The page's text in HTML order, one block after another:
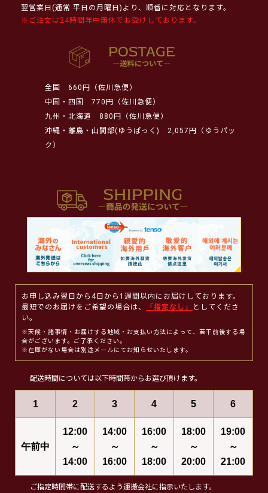
翌営業日(通常 平日の月曜日)より、順番に対応となります。
※ご注文は24時間年中無休でお受けしております。
全国
660円（佐川急便）
中国・四国
770円（佐川急便）
九州・北海道
880円（佐川急便）
沖縄・離島・山間部(ゆうぱっく)
2,057円（ゆうパッ
ク）
お申し込み翌日から4日から1週間以内にお届けしております。
最短でのお届けをご希望の場合は、
「指定なし」
としてくださ
い。
※天候・諸事情・お届けする地域・お支払い方法によって、若干前後する場
合がございます。ご了承ください。
※在庫がない場合は別途メールにてお知らせいたします。
配送時間については以下時間帯からお選び頂けます。
1 2 3 4 5 6
午前中
12:00
～
14:00
14:00
～
16:00
16:00
～
18:00
18:00
～
20:00
19:00
～
21:00
ご指定時間帯に配送するよう運搬会社に指示いたします。